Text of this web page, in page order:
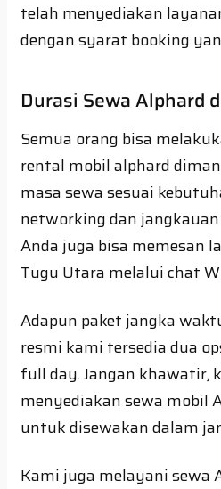
telah menyediakan
dengan syarat booking
Durasi Sewa Alphard
Semua orang bisa
rental mobil alphard
masa sewa sesuai
networking dan
Anda juga bisa memesan
Tugu Utara melalui chat
Adapun paket jangka
resmi kami tersedia dua
full day. Jangan khawatir,
menyediakan sewa mobil
untuk disewakan dalam
Kami juga melayani sewa